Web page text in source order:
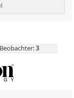
Beobachter:3